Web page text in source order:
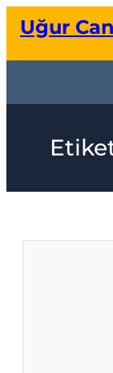
geçUğur